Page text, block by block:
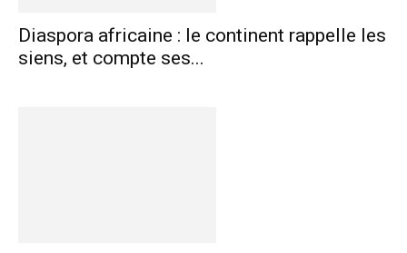
Diaspora africaine : le continent rappelle les
siens, et compte ses...